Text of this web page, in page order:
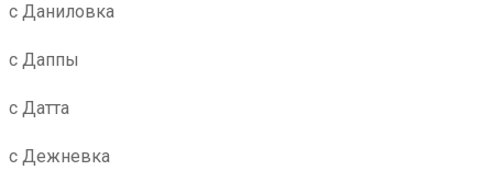
с Даниловка
с Даппы
с Датта
с Дежневка